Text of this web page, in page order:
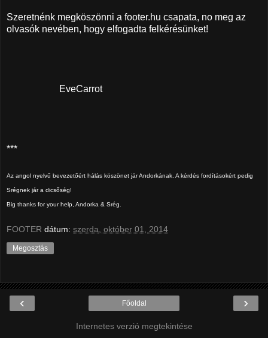
Szeretnénk megköszönni a footer.hu csapata, no meg az
olvasók nevében, hogy elfogadta felkérésünket!
EveCarrot
***
Az angol nyelvű bevezetőért hálás köszönet jár Andorkának. A kérdés fordításokért pedig
Srégnek jár a dicsőség!
Big thanks for your help, Andorka & Srég.
FOOTER dátum: szerda, október 01, 2014
Megosztás
‹ ›
Főoldal
Internetes verzió megtekintése